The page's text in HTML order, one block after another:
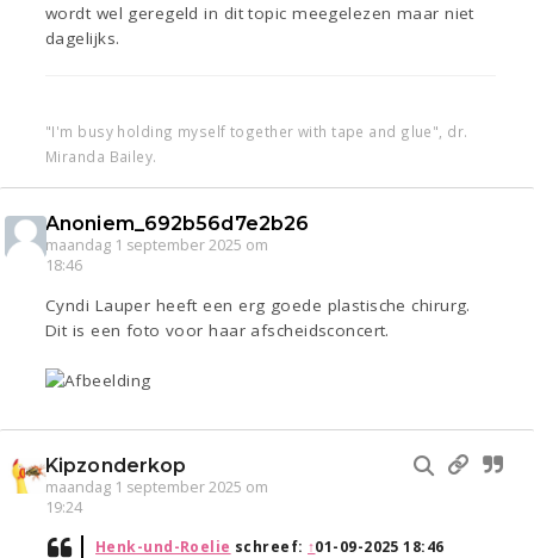
wordt wel geregeld in dit topic meegelezen maar niet
dagelijks.
"I'm busy holding myself together with tape and glue", dr.
Miranda Bailey.
Anoniem_692b56d7e2b26
maandag 1 september 2025 om
18:46
Cyndi Lauper heeft een erg goede plastische chirurg.
Dit is een foto voor haar afscheidsconcert.
Kipzonderkop
maandag 1 september 2025 om
19:24
Henk-und-Roelie schreef: ↑01-09-2025 18:46